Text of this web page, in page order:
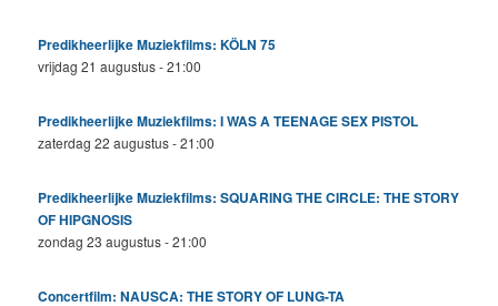
Predikheerlijke Muziekfilms: KÖLN 75
vrijdag 21 augustus - 21:00
Predikheerlijke Muziekfilms: I WAS A TEENAGE SEX PISTOL
zaterdag 22 augustus - 21:00
Predikheerlijke Muziekfilms: SQUARING THE CIRCLE: THE STORY
OF HIPGNOSIS
zondag 23 augustus - 21:00
Concertfilm: NAUSCA: THE STORY OF LUNG-TA